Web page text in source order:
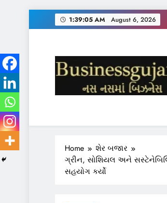
to
1:39:06 AM August 6, 2026
Home
શેર બજાર
ગ્રીન, સોશિયલ અને
સહયોગ કર્યો